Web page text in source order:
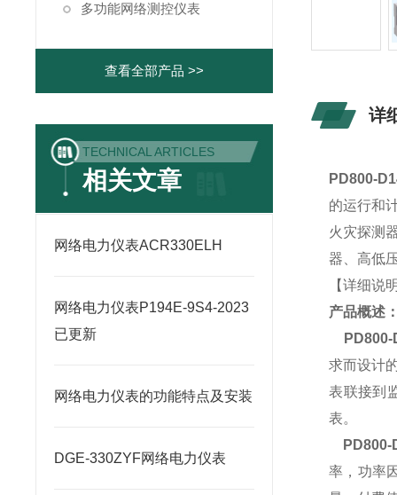
多功能网络测控仪表
查看全部产品 >>
TECHNICAL ARTICLES
相关文章
网络电力仪表ACR330ELH
网络电力仪表P194E-9S4-2023
已更新
网络电力仪表的功能特点及安装
DGE-330ZYF网络电力仪表
详
PD800-
的运行和
火灾探测
器、高低
【详细说
产品概述
求而设计
表联接到
表。
PD800-
率，功率